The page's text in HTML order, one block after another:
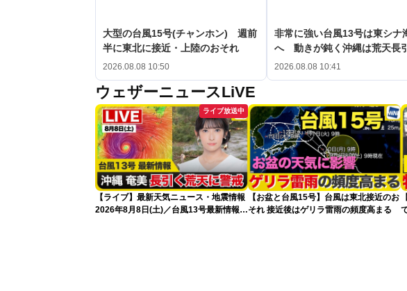
大型の台風15号(チャンホン) 週前
半に東北に接近・上陸のおそれ
2026.08.08 10:50
非常に強い台風13号は東シナ
へ 動きが鈍く沖縄は荒天長
2026.08.08 10:41
ウェザーニュースLiVE
ライブ放送中
【ライブ】最新天気ニュース・地震情報
2026年8月8日(土)／台風13号最新情報
【お盆と台風15号】台風は東北接近のお
それ 接近後はゲリラ雷雨の頻度高まる